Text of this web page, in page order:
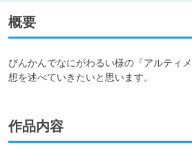
概要
びんかんでなにがわるい様の『アルティ
想を述べていきたいと思います。
作品内容